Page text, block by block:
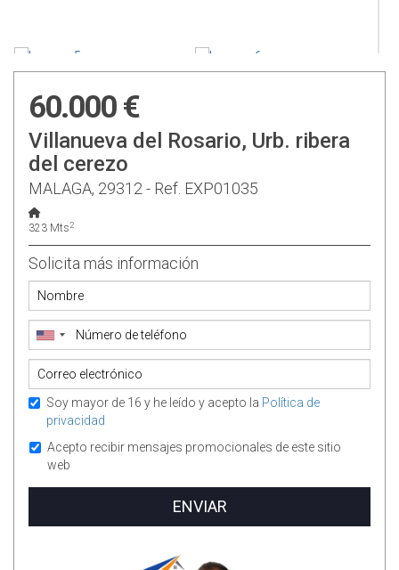
60.000 €
Villanueva del Rosario, Urb. ribera
del cerezo
MALAGA, 29312 - Ref. EXP01035
323 Mts2
Solicita más información
Soy mayor de 16 y he leído y acepto la Política de
privacidad
Acepto recibir mensajes promocionales de este sitio
web
ENVIAR